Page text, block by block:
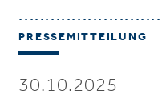
PRESSEMITTEILUNG
30.10.2025